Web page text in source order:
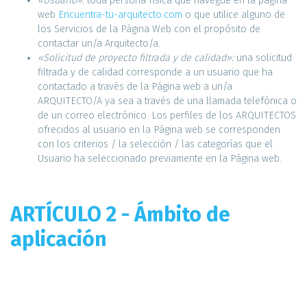
web Encuentra-tu-arquitecto.com o que utilice alguno de
los Servicios de la Página Web con el propósito de
contactar un/a Arquitecto/a.
«Solicitud de proyecto filtrada y de calidad»: una solicitud
filtrada y de calidad corresponde a un usuario que ha
contactado a través de la Página web a un/a
ARQUITECTO/A ya sea a través de una llamada telefónica o
de un correo electrónico. Los perfiles de los ARQUITECTOS
ofrecidos al usuario en la Página web se corresponden
con los criterios / la selección / las categorías que el
Usuario ha seleccionado previamente en la Página web.
ARTÍCULO 2 - Ámbito de
aplicación